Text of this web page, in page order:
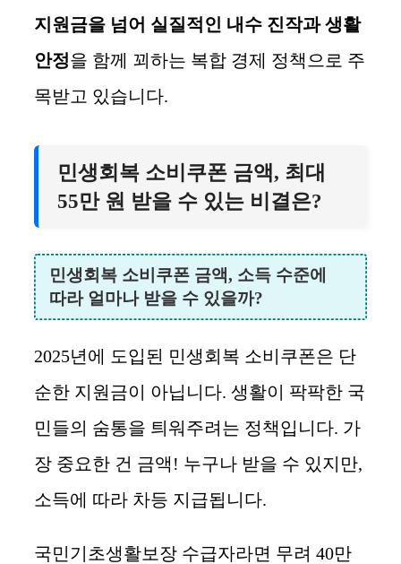
지원금을 넘어 실질적인 내수 진작과 생활
안정을 함께 꾀하는 복합 경제 정책으로 주
목받고 있습니다.
민생회복 소비쿠폰 금액, 최대
55만 원 받을 수 있는 비결은?
민생회복 소비쿠폰 금액, 소득 수준에
따라 얼마나 받을 수 있을까?
2025년에 도입된 민생회복 소비쿠폰은 단
순한 지원금이 아닙니다. 생활이 팍팍한 국
민들의 숨통을 틔워주려는 정책입니다. 가
장 중요한 건 금액! 누구나 받을 수 있지만,
소득에 따라 차등 지급됩니다.
국민기초생활보장 수급자라면 무려 40만